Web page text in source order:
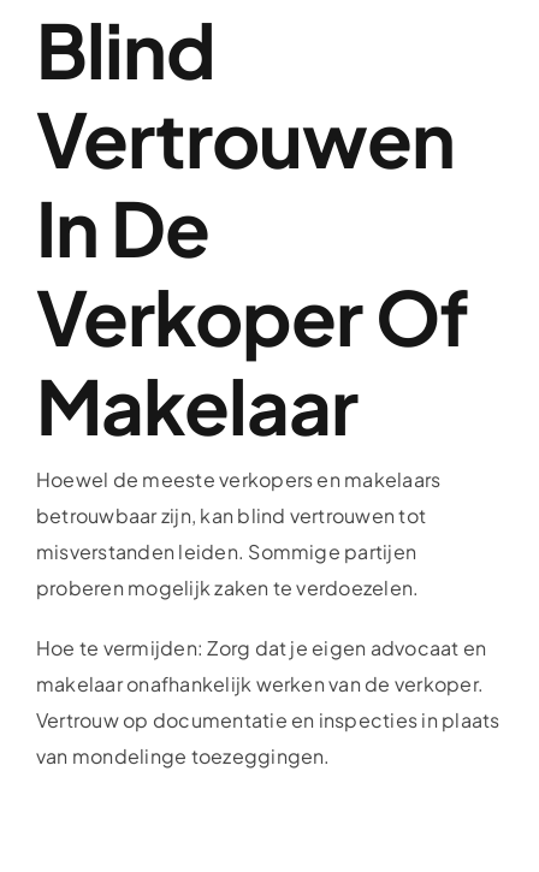
Blind
Vertrouwen
In De
Verkoper Of
Makelaar
Hoewel de meeste verkopers en makelaars
betrouwbaar zijn, kan blind vertrouwen tot
misverstanden leiden. Sommige partijen
proberen mogelijk zaken te verdoezelen.
Hoe te vermijden: Zorg dat je eigen advocaat en
makelaar onafhankelijk werken van de verkoper.
Vertrouw op documentatie en inspecties in plaats
van mondelinge toezeggingen.